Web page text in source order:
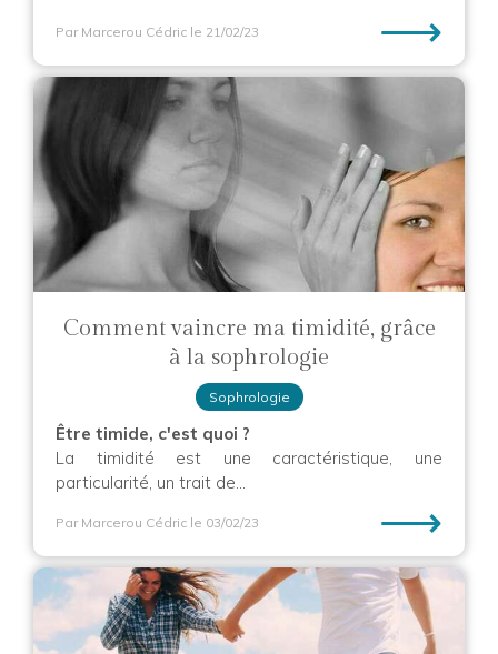
Par Marcerou Cédric le 21/02/23 ⟶
Comment vaincre ma timidité, grâce
à la sophrologie
Sophrologie
Être timide, c'est quoi ?
La timidité est une caractéristique, une
particularité, un trait de...
Par Marcerou Cédric le 03/02/23 ⟶